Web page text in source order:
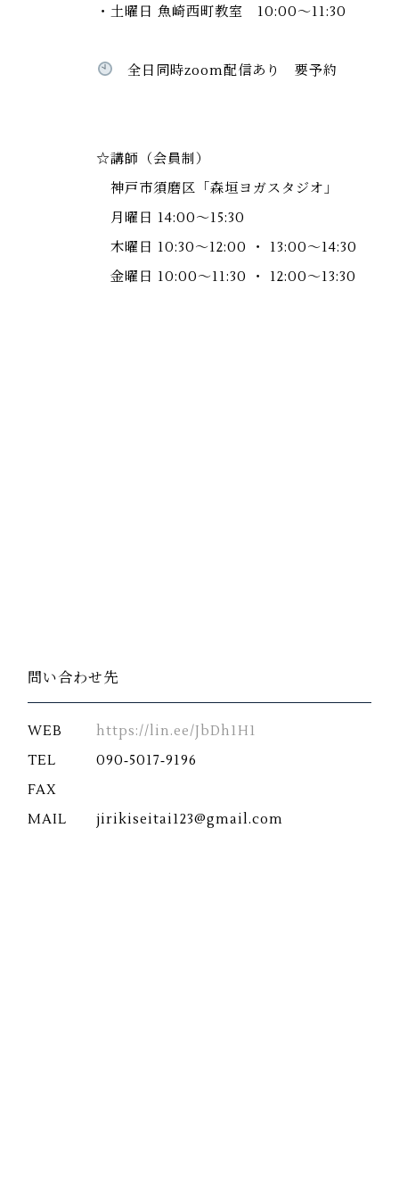
・土曜日 魚崎西町教室 10:00〜11:30
全日同時zoom配信あり 要予約
☆講師（会員制）
神戸市須磨区「森垣ヨガスタジオ」
月曜日 14:00〜15:30
木曜日 10:30〜12:00 ・ 13:00〜14:30
金曜日 10:00〜11:30 ・ 12:00〜13:30
問い合わせ先
WEB
https://lin.ee/JbDh1H1
TEL
090‐5017‐9196
FAX
MAIL
jirikiseitai123@gmail.com